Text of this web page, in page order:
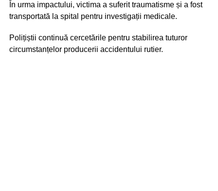
În urma impactului, victima a suferit traumatisme și a fost
transportată la spital pentru investigații medicale.
Polițiștii continuă cercetările pentru stabilirea tuturor
circumstanțelor producerii accidentului rutier.